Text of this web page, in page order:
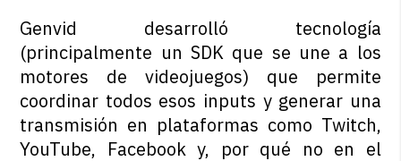
Genvid desarrolló tecnología
(principalmente un SDK que se une a los
motores de videojuegos) que permite
coordinar todos esos inputs y generar una
transmisión en plataformas como Twitch,
YouTube, Facebook y, por qué no en el